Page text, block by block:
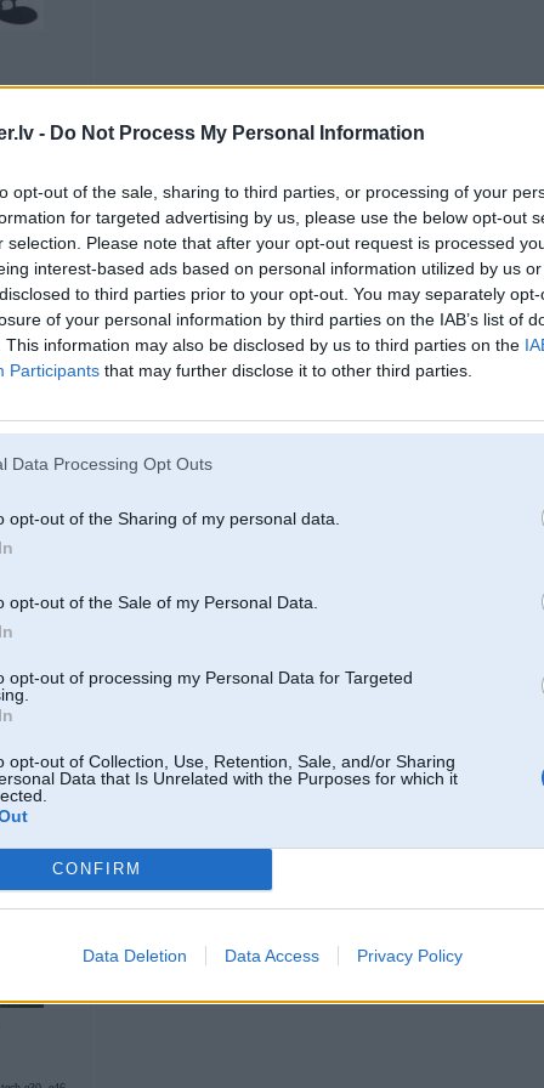
- Do Not Process My Personal Information
opt-out of the sale, sharing to third parties, or processing of your
for targeted advertising by us, please use the below opt-out
selection. Please note that after your opt-out request is processed
interest-based ads based on personal information utilized by us
to third parties prior to your opt-out. You may separately
of your personal information by third parties on the IAB’s list of
This information may also be disclosed by us to third parties on the
Participants that may further disclose it to other third parties.
Data Processing Opt Outs
opt-out of the Sharing of my personal data.
opt-out of the Sale of my Personal Data.
opt-out of processing my Personal Data for Targeted
opt-out of Collection, Use, Retention, Sale, and/or Sharing
Data that Is Unrelated with the Purposes for which it
CONFIRM
Data Deletion Data Access Privacy Policy
BMW
07. Jul 2008, 09:22
Skaties iekš realoem.com, ja detaļu kodi vienādi, tad neatšķirās Tas
-----------------
Pļek pļek un gatavs™
(c) гаражас Рихардс
tumbaam pagalvjos,aakjis pieliekamais utt.